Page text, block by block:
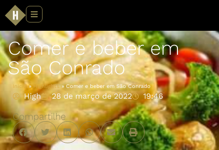
Comer e beber em
São Conrado
Início»Highlights » Comer e beber em São Conrado
High 28 de março de 2022 19:46
Compartilhe